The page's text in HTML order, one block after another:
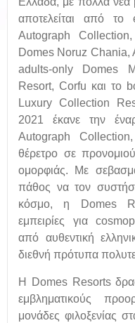
αποτελείται από
Autograph
Domes Noruz Chania,
adults-only Domes
Resort, Corfu και το
Luxury Collection
2021 έκανε την
Autograph
θέρετρο σε
ομορφιάς. Με
πάθος να τον
κόσμο, η Domes
εμπειρίες για
από αυθεντική
διεθνή πρότυπα
Η Domes Resorts
εμβληματικούς
μονάδες φιλοξενίας